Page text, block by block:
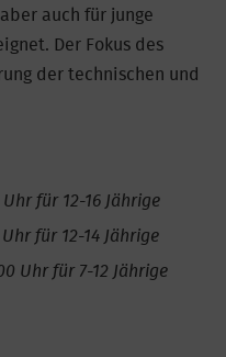
auch für junge
Der Fokus des
der technischen und
für 12-16 Jährige
für 12-14 Jährige
Uhr für 7-12 Jährige